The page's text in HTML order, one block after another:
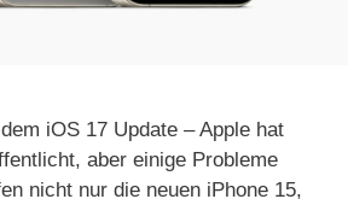
iOS 17 Update – Apple hat
aber einige Probleme
nicht nur die neuen iPhone 15,